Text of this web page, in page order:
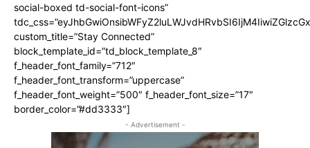
social-boxed td-social-font-icons”
custom_title=”Stay Connected”
block_template_id=”td_block_template_8″
f_header_font_family=”712″
f_header_font_transform=”uppercase”
f_header_font_weight=”500″ f_header_font_size=”17″
border_color=”#dd3333″]
- Advertisement -